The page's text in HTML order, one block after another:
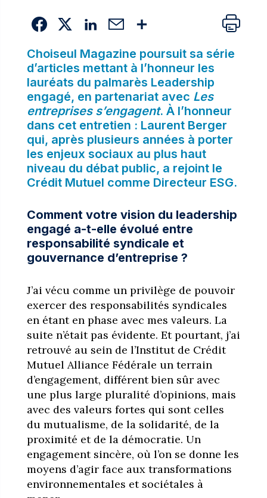
Choiseul Magazine poursuit sa série
d’articles mettant à l’honneur les
lauréats du palmarès Leadership
engagé, en partenariat avec Les
entreprises s’engagent. À l’honneur
dans cet entretien : Laurent Berger
qui, après plusieurs années à porter
les enjeux sociaux au plus haut
niveau du débat public, a rejoint le
Crédit Mutuel comme Directeur ESG.
Comment votre vision du leadership
engagé a-t-elle évolué entre
responsabilité syndicale et
gouvernance d’entreprise ?
J’ai vécu comme un privilège de pouvoir
exercer des responsabilités syndicales
en étant en phase avec mes valeurs. La
suite n’était pas évidente. Et pourtant, j’ai
retrouvé au sein de l’Institut de Crédit
Mutuel Alliance Fédérale un terrain
d’engagement, différent bien sûr avec
une plus large pluralité d’opinions, mais
avec des valeurs fortes qui sont celles
du mutualisme, de la solidarité, de la
proximité et de la démocratie. Un
engagement sincère, où l’on se donne les
moyens d’agir face aux transformations
environnementales et sociétales à